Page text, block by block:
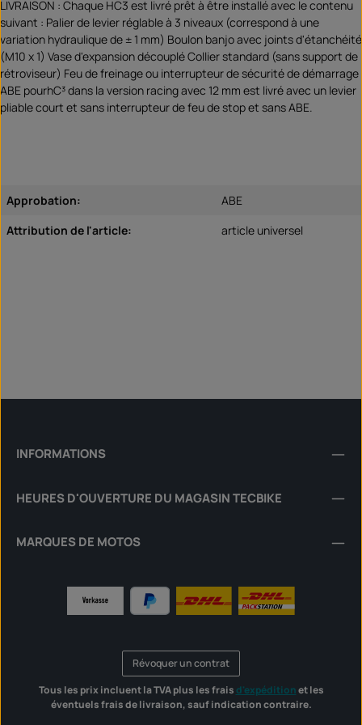
LIVRAISON : Chaque HC3 est livré prêt à être installé avec le contenu
suivant : Palier de levier réglable à 3 niveaux (correspond à une
variation hydraulique de ± 1 mm) Boulon banjo avec joints d'étanchéité
(M10 x 1) Vase d'expansion découplé Collier standard (sans support de
rétroviseur) Feu de freinage ou interrupteur de sécurité de démarrage
ABE pourhC³ dans la version racing avec 12 mm est livré avec un levier
pliable court et sans interrupteur de feu de stop et sans ABE.
Approbation:
ABE
Attribution de l'article:
article universel
INFORMATIONS
HEURES D'OUVERTURE DU MAGASIN TECBIKE
MARQUES DE MOTOS
Révoquer un contrat
Tous les prix incluent la TVA plus les frais d'expéditionet les
éventuels frais de livraison, sauf indication contraire.